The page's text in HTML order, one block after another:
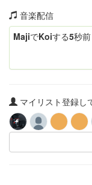
音楽配信
MajiでKoiする5秒前
マイリスト登録し